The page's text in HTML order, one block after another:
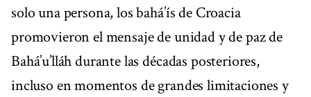
solo una persona, los bahá’ís de Croacia
promovieron el mensaje de unidad y de paz de
Bahá’u’lláh durante las décadas posteriores,
incluso en momentos de grandes limitaciones y